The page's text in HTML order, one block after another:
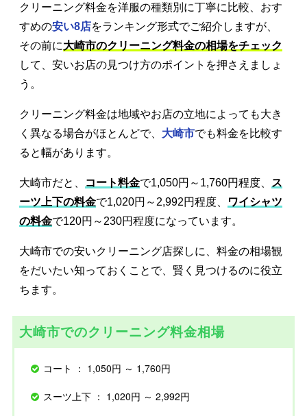
クリーニング料金を洋服の種類別に丁寧に比較、おす
すめの安い8店をランキング形式でご紹介しますが、
その前に大崎市のクリーニング料金の相場をチェック
して、安いお店の見つけ方のポイントを押さえましょ
う。
クリーニング料金は地域やお店の立地によっても大き
く異なる場合がほとんどで、 大崎市でも料金を比較す
ると幅があります。
大崎市だと、 コート料金で1,050円～1,760円程度、
ス
ーツ上下の料金で1,020円～2,992円程度、
ワイシャツ
の料金で120円～230円程度になっています。
大崎市での安いクリーニング店探しに、料金の相場観
をだいたい知っておくことで、賢く見つけるのに役立
ちます。
大崎市でのクリーニング料金相場
コート ： 1,050円 ～ 1,760円
スーツ上下 ： 1,020円 ～ 2,992円